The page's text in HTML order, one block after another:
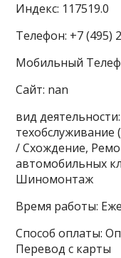
Индекс: 117519.0
Телефон: +7 (495)
Мобильный
Сайт: nan
вид
/ Схождение,
автомобильных
Шиномонтаж
Время работы:
Способ оплаты:
Перевод с карты